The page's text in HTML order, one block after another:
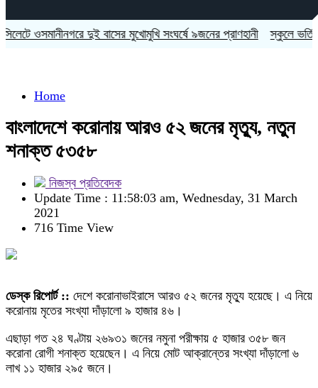
ওসমানীনগরে দুই বাসের মুখোমুখি সংঘর্ষে ৯জনের প্রাণহানী স্কুলে ভর্তিতে
Home
বাংলাদেশে করোনায় আরও ৫২ জনের মৃত্যু, নতুন
শনাক্ত ৫৩৫৮
নিজস্ব প্রতিবেদক
Update Time : 11:58:03 am, Wednesday, 31 March
2021
716 Time View
ডেস্ক রিপোর্ট :: দেশে করোনাভাইরাসে আরও ৫২ জনের মৃত্যু হয়েছে। এ নিয়ে
করোনায় মৃতের সংখ্যা দাঁড়ালো ৯ হাজার ৪৬।
এছাড়া গত ২৪ ঘণ্টায় ২৬৯৩১ জনের নমুনা পরীক্ষায় ৫ হাজার ৩৫৮ জন
করোনা রোগী শনাক্ত হয়েছেন। এ নিয়ে মোট আক্রান্তের সংখ্যা দাঁড়ালো ৬
লাখ ১১ হাজার ২৯৫ জনে।